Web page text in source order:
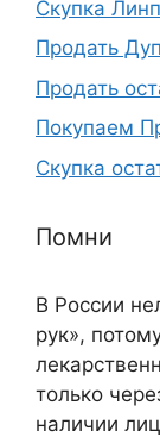
Скупка
Продать
Продать
Покупаем
Скупка
Помни
В России
рук»,
только
наличии